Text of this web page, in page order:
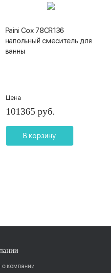
Paini Cox 78CR136
напольный смеситель для
ванны
Цена
101365 руб.
В корзину
компании